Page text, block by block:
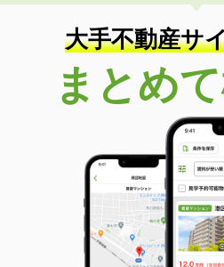
大手不動産サ
まとめ